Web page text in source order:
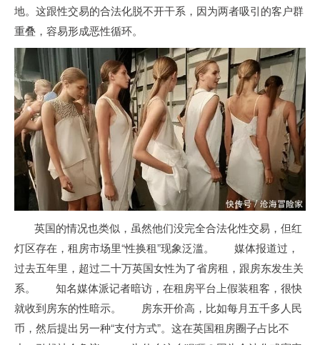
地。这跟性交易的合法化脱不开干系，因为两者吸引的客户群
重叠，容易形成恶性循环。
英国的情况也类似，虽然他们没完全合法化性交易，但红
灯区存在，租房市场里“性换租”现象泛滥。 媒体报道过，
过去五年里，超过二十万英国女性为了省房租，跟房东发生关
系。 知名媒体派记者暗访，在租房平台上假装租客，很快
就收到房东的性暗示。 房东开价高，比如每月五千多人民
币，然后提出另一种“支付方式”。这在英国租房圈子占比不